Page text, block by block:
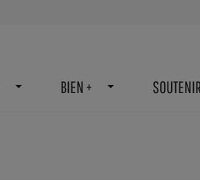
BIEN +